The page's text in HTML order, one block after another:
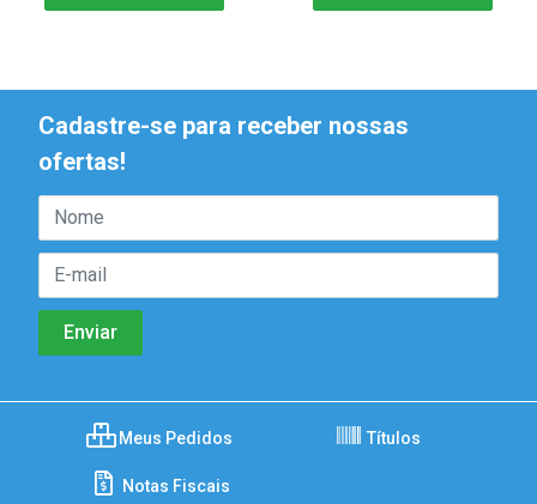
Cadastre-se para receber nossas
ofertas!
Meus Pedidos Títulos
Notas Fiscais